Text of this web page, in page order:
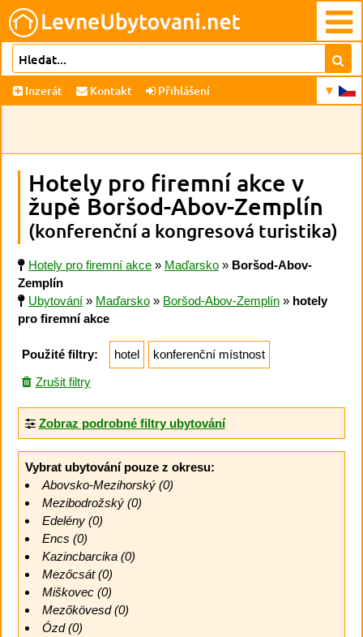
Inzerát Kontakt Přihlášení
Hotely pro firemní akce v
župě Boršod-Abov-Zemplín
(konferenční a kongresová turistika)
Hotely pro firemní akce » Maďarsko » Boršod-Abov-
Zemplín
Ubytování » Maďarsko » Boršod-Abov-Zemplín » hotely
pro firemní akce
Použité filtry: hotel
konferenční místnost
Zrušit filtry
Zobraz podrobné filtry ubytování
Vybrat ubytování pouze z okresu:
Abovsko-Mezihorský (0)
Mezibodrožský (0)
Edelény (0)
Encs (0)
Kazincbarcika (0)
Mezőcsát (0)
Miškovec (0)
Mezőkövesd (0)
Ózd (0)